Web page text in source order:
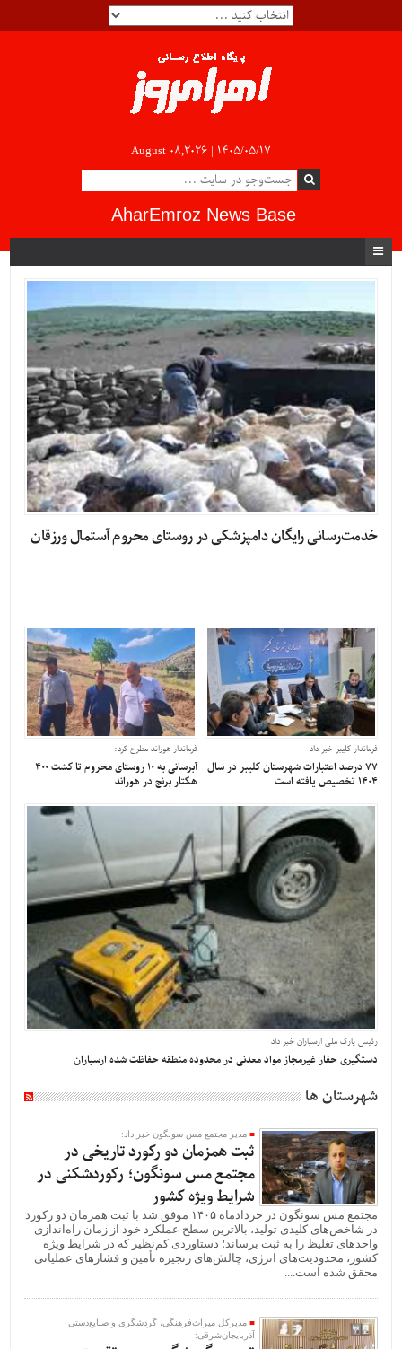
August 08,2026 | ۱۴۰۵/۰۵/۱۷
AharEmroz News Base
خدمت‌رسانی رایگان دامپزشکی در روستای محروم آستمال ورزقان
فرماندار کلیبر خبر داد
77 درصد اعتبارات شهرستان کلیبر در سال
1404 تخصیص یافته است
فرماندار هوراند مطرح کرد:
آبرسانی به ۱۰ روستای محروم تا کشت ۴۰۰
هکتار برنج در هوراند
رئیس پارک ملی ارسباران خبر داد
دستگیری حفار غیرمجاز مواد معدنی در محدوده منطقه حفاظت شده ارسباران
شهرستان ها
مدیر مجتمع مس سونگون خبر داد:
ثبت همزمان دو رکورد تاریخی در
مجتمع مس سونگون؛ رکوردشکنی در
شرایط ویژه کشور
مجتمع مس سونگون در خردادماه ۱۴۰۵ موفق شد با ثبت همزمان دو رکورد
در شاخص‌های کلیدی تولید، بالاترین سطح عملکرد خود از زمان راه‌اندازی
واحدهای تغلیظ را به ثبت برساند؛ دستاوردی کم‌نظیر که در شرایط ویژه
کشور، محدودیت‌های انرژی، چالش‌های زنجیره تأمین و فشارهای عملیاتی
محقق شده است....
مدیرکل میراث‌فرهنگی، گردشگری و صنایع‌دستی
آذربایجان‌شرقی: